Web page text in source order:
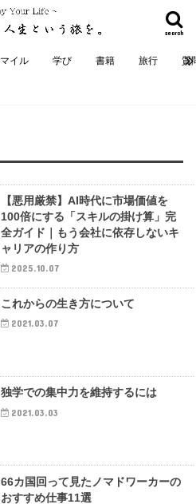
search
マイル 学び 書籍 旅行 質
【悪用厳禁】AI時代に市場価値を
100倍にする「スキルの掛け算」完
全ガイド｜もう会社に依存しないキ
ャリアの作り方
2025.10.07
これからの生き方について
2021.03.07
独学での集中力を維持するには
2021.03.03
66カ国回って見たノマドワーカーの
おすすめ仕事11選